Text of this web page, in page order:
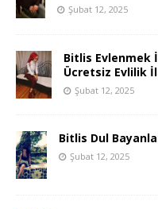
Şubat 12, 2025
Bitlis Evlenmek
Ücretsiz Evlilik
Şubat 12, 2025
Bitlis Dul
Şubat 12, 2025